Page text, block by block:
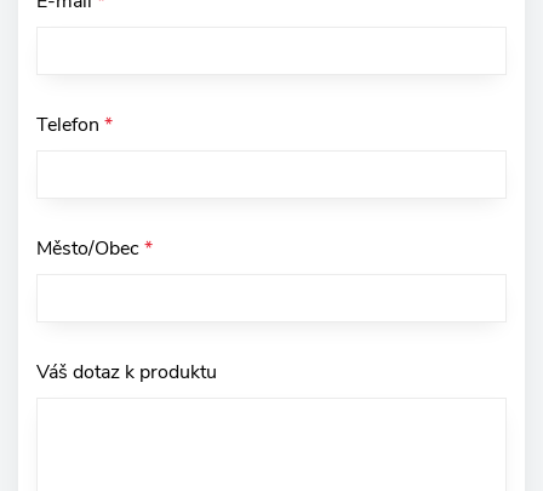
Telefon *
Město/Obec*
Váš dotaz k produktu